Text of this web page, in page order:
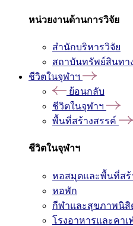
หน่วยงานด้านการวิจัย
สำนักบริหารวิจัย
สถาบันทรัพย์สินท
ชีวิตในจุฬาฯ
ย้อนกลับ
ชีวิตในจุฬาฯ
พื้นที่สร้างสรรค์
ชีวิตในจุฬาฯ
หอสมุดและพื้นที่สร้
หอพัก
กีฬาและสุขภาพนิสิ
โรงอาหารและคาเฟ่